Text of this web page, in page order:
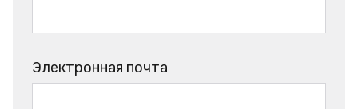
Электронная почта